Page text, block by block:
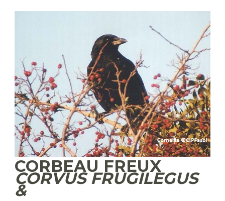
CORBEAU FREUX
CORVUS FRUGILEGUS
&